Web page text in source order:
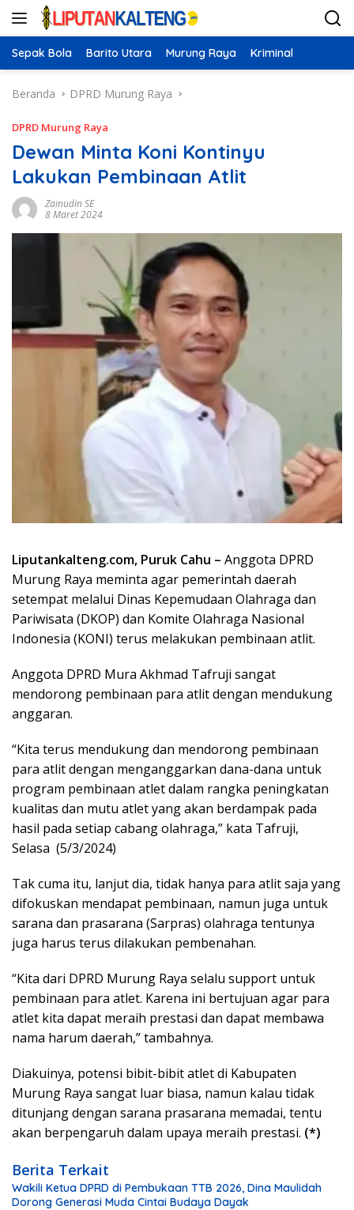
Langsung
Sepak Bola Barito Utara Murung Raya Kriminal
Beranda DPRD Murung Raya
DPRD Murung Raya
Dewan Minta Koni Kontinyu
Lakukan Pembinaan Atlit
Zainudin SE
8 Maret 2024
Liputankalteng.com, Puruk Cahu – Anggota DPRD
Murung Raya meminta agar pemerintah daerah
setempat melalui Dinas Kepemudaan Olahraga dan
Pariwisata (DKOP) dan Komite Olahraga Nasional
Indonesia (KONI) terus melakukan pembinaan atlit.
Anggota DPRD Mura Akhmad Tafruji sangat
mendorong pembinaan para atlit dengan mendukung
anggaran.
“Kita terus mendukung dan mendorong pembinaan
para atlit dengan menganggarkan dana-dana untuk
program pembinaan atlet dalam rangka peningkatan
kualitas dan mutu atlet yang akan berdampak pada
hasil pada setiap cabang olahraga,” kata Tafruji,
Selasa (5/3/2024)
Tak cuma itu, lanjut dia, tidak hanya para atlit saja yang
difokuskan mendapat pembinaan, namun juga untuk
sarana dan prasarana (Sarpras) olahraga tentunya
juga harus terus dilakukan pembenahan.
“Kita dari DPRD Murung Raya selalu support untuk
pembinaan para atlet. Karena ini bertujuan agar para
atlet kita dapat meraih prestasi dan dapat membawa
nama harum daerah,” tambahnya.
Diakuinya, potensi bibit-bibit atlet di Kabupaten
Murung Raya sangat luar biasa, namun kalau tidak
ditunjang dengan sarana prasarana memadai, tentu
akan berpengaruh dalam upaya meraih prestasi. (*)
Berita Terkait
Wakili Ketua DPRD di Pembukaan TTB 2026, Dina Maulidah
Dorong Generasi Muda Cintai Budaya Dayak